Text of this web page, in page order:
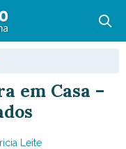
em Casa –
Leite